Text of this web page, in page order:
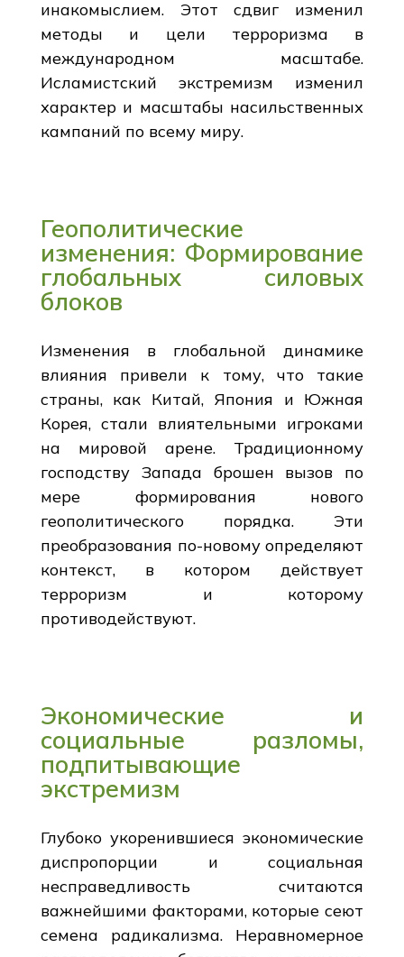
инакомыслием. Этот сдвиг изменил
методы и цели терроризма в
международном масштабе.
Исламистский экстремизм изменил
характер и масштабы насильственных
кампаний по всему миру.
Геополитические
изменения: Формирование
глобальных силовых
блоков
Изменения в глобальной динамике
влияния привели к тому, что такие
страны, как Китай, Япония и Южная
Корея, стали влиятельными игроками
на мировой арене. Традиционному
господству Запада брошен вызов по
мере формирования нового
геополитического порядка. Эти
преобразования по-новому определяют
контекст, в котором действует
терроризм и которому
противодействуют.
Экономические и
социальные разломы,
подпитывающие
экстремизм
Глубоко укоренившиеся экономические
диспропорции и социальная
несправедливость считаются
важнейшими факторами, которые сеют
семена радикализма. Неравномерное